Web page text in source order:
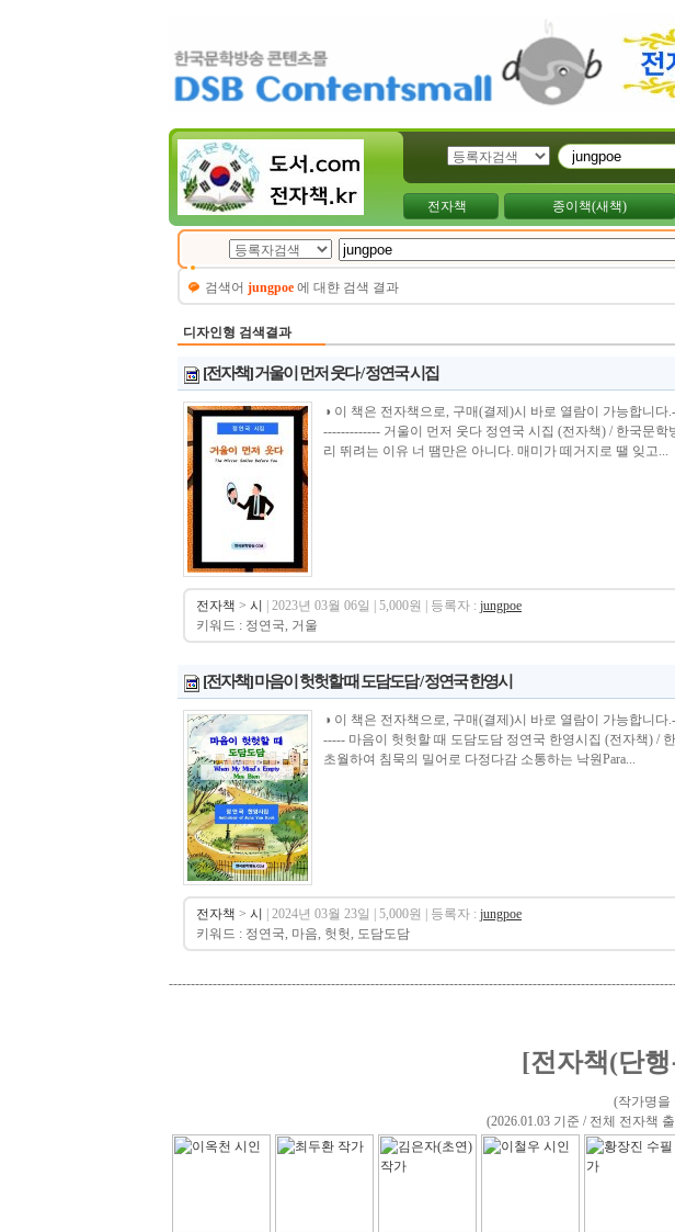
전자책 종이책(새책)
검색어 jungpoe 에 대햔 검색 결과
디자인형 검색결과
[전자책] 거울이 먼저 웃다 / 정연국 시집
◑ 이 책은 전자책으로, 구매(결제)시 바로 열람이 가능합니
------------- 거울이 먼저 웃다 정연국 시집 (전자책) / 한국문
리 뛰려는 이유 너 땜만은 아니다. 매미가 떼거지로 땔 잊고...
전자책 > 시 | 2023년 03월 06일 | 5,000원 | 등록자 : jungpoe
키워드 : 정연국, 거울
[전자책] 마음이 헛헛할 때 도담도담 / 정연국 한영시
◑ 이 책은 전자책으로, 구매(결제)시 바로 열람이 가능합니
----- 마음이 헛헛할 때 도담도담 정연국 한영시집 (전자책) /
초월하여 침묵의 밀어로 다정다감 소통하는 낙원Para...
전자책 > 시 | 2024년 03월 23일 | 5,000원 | 등록자 : jungpoe
키워드 : 정연국, 마음, 헛헛, 도담도담
[전자책(단
(작가명을
(2026.01.03 기준 / 전체 전자책